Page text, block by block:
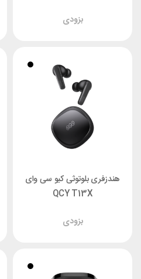
بزودی
هندزفری بلوتوثی کیو سی وای
QCY T13X
بزودی